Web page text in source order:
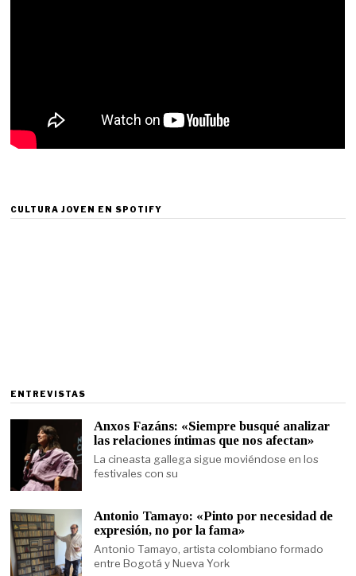
CULTURA JOVEN EN SPOTIFY
ENTREVISTAS
Anxos Fazáns: «Siempre busqué analizar
las relaciones íntimas que nos afectan»
La cineasta gallega sigue moviéndose en los
festivales con su
Antonio Tamayo: «Pinto por necesidad de
expresión, no por la fama»
Antonio Tamayo, artista colombiano formado
entre Bogotá y Nueva York